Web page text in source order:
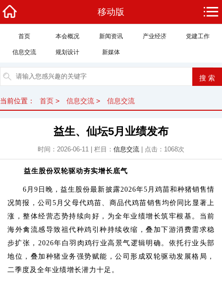
移动版
首页 本会概况 新闻资讯 产业经济 党建工作
信息交流 规划设计 新媒体
当前位置： 首页 > 信息交流 > 信息交流
益生、仙坛5月业绩发布
时间：2026-06-11 | 栏目： 信息交流 | 点击： 1068次
益生股份双轮驱动夯实增长底气
6月9日晚，益生股份最新披露2026年5月鸡苗和种猪销售情
况简报，公司5月父母代鸡苗、商品代鸡苗销售均价同比显著上
涨，整体经营态势持续向好，为全年业绩增长筑牢根基。当前
海外禽流感导致祖代种鸡引种持续收缩，叠加下游消费需求稳
步扩张，2026年白羽肉鸡行业高景气逻辑明确。依托行业头部
地位，叠加种猪业务强势赋能，公司形成双轮驱动发展格局，
二季度及全年业绩增长潜力十足。